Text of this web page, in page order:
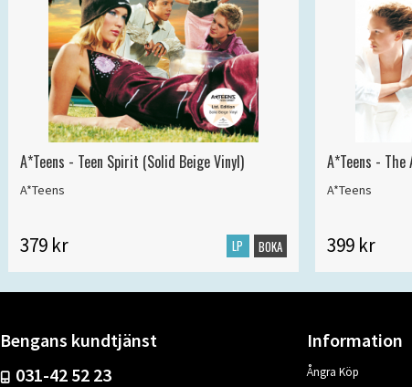
A*Teens - Teen Spirit (Solid Beige Vinyl)
A*Teens
379 kr LP BOKA
A*Teens - The
A*Teens
399 kr
Bengans kundtjänst
031-42 52 23
Information
Ångra Köp